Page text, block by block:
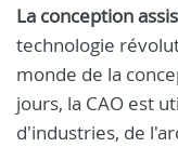
La conception
technologie
monde de la
jours, la CAO est
d'industries, de